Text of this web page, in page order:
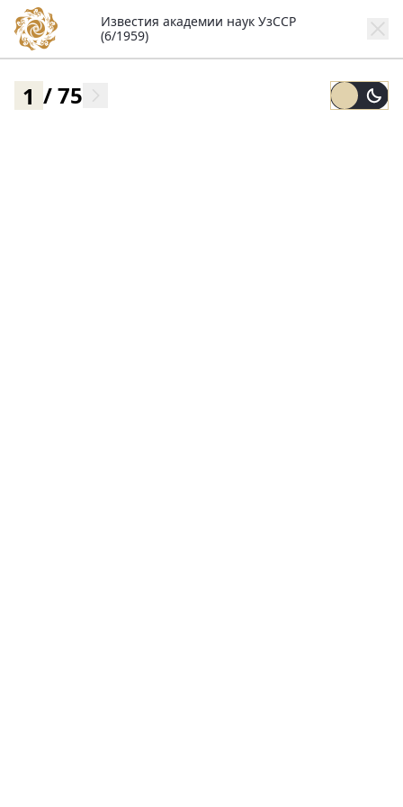
Известия академии наук УзССР
(6/1959)
/75